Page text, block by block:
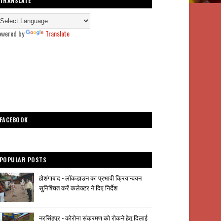
by Translate
POSTS
होशंगाबाद - लॉकडाउन का प्रभावी क्रियान्वयन
सुनिश्चित करें कलेक्टर ने दिए निर्देश
नरसिंहपुर - कोरोना संक्रमण को रोकने हेतु दिलाई